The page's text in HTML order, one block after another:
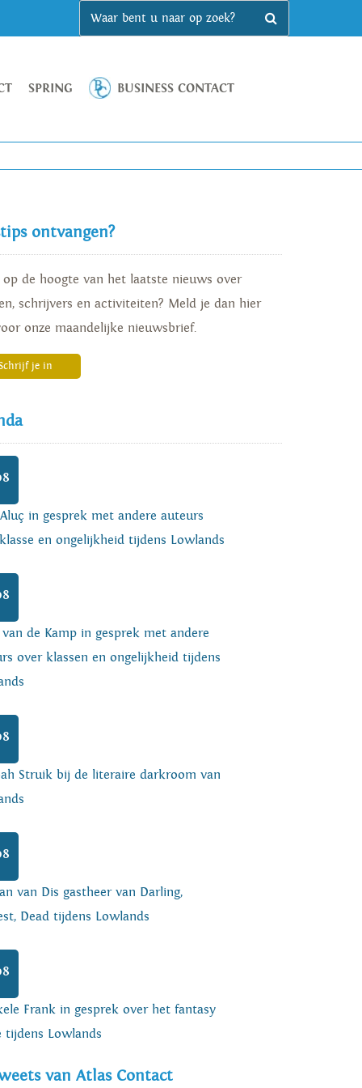
SPRING BUSINESS CONTACT
ontvangen?
de hoogte van het laatste nieuws over
schrijvers en activiteiten? Meld je dan hier
onze maandelijke nieuwsbrief.
je in
in gesprek met andere auteurs
en ongelijkheid tijdens Lowlands
de Kamp in gesprek met andere
over klassen en ongelijkheid tijdens
Struik bij de literaire darkroom van
van Dis gastheer van Darling,
Dead tijdens Lowlands
Frank in gesprek over het fantasy
tijdens Lowlands
van Atlas Contact